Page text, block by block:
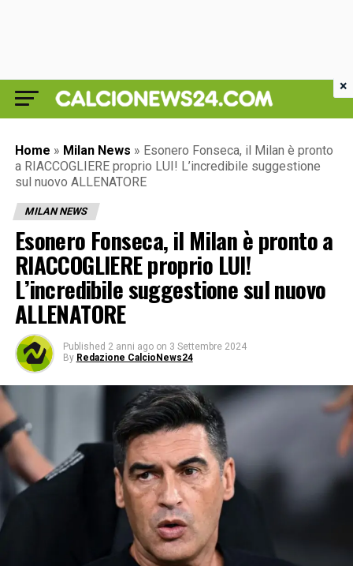
Home » Milan News » Esonero Fonseca, il Milan è pronto
a RIACCOGLIERE proprio LUI! L’incredibile suggestione
sul nuovo ALLENATORE
MILAN NEWS
Esonero Fonseca, il Milan è pronto a
RIACCOGLIERE proprio LUI!
L’incredibile suggestione sul nuovo
ALLENATORE
Published 2 anni ago on 3 Settembre 2024
By Redazione CalcioNews24
×